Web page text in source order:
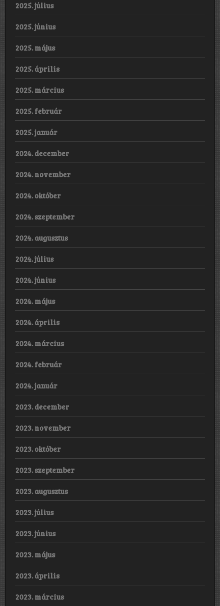
2025. július
2025. június
2025. május
2025. április
2025. március
2025. február
2025. január
2024. december
2024. november
2024. október
2024. szeptember
2024. augusztus
2024. július
2024. június
2024. május
2024. április
2024. március
2024. február
2024. január
2023. december
2023. november
2023. október
2023. szeptember
2023. augusztus
2023. július
2023. június
2023. május
2023. április
2023. március